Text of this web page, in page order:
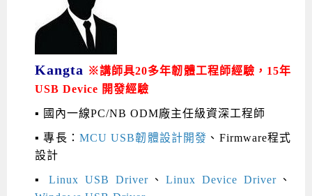
Kangta ※講師具20多年韌體工程師經驗，15年
USB Device 開發經驗
▪ 國內一線PC/NB ODM廠主任級資深工程師
▪ 專長： MCU USB韌體設計開發 、Firmware程式
設計
▪ Linux USB Driver 、 Linux Device Driver 、